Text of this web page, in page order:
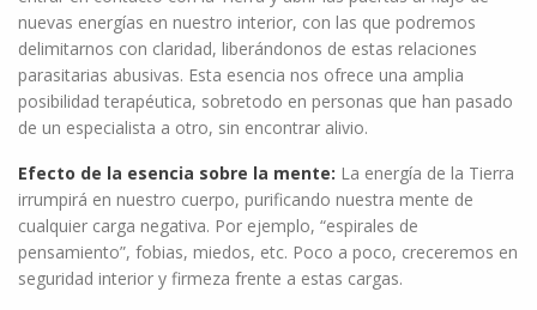
nuevas energías en nuestro interior, con las que podremos
delimitarnos con claridad, liberándonos de estas relaciones
parasitarias abusivas. Esta esencia nos ofrece una amplia
posibilidad terapéutica, sobretodo en personas que han pasado
de un especialista a otro, sin encontrar alivio.
Efecto de la esencia sobre la mente: La energía de la Tierra
irrumpirá en nuestro cuerpo, purificando nuestra mente de
cualquier carga negativa. Por ejemplo, “espirales de
pensamiento”, fobias, miedos, etc. Poco a poco, creceremos en
seguridad interior y firmeza frente a estas cargas.